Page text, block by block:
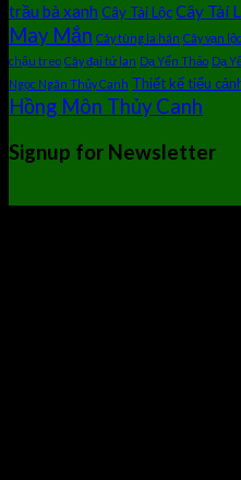
trầu bà xanh Cây Tài LộcCây Tài
May Mắn Cây tùng la hán Cây vạn lộc
chậu treo Cây đại tứ lan Dạ Yến Thảo Dạ
Ngọc Ngân Thủy Canh Thiết kế tiểu
Hồng Môn Thủy Canh
Signup for Newsletter